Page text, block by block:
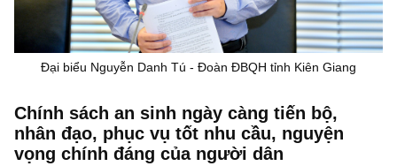
Đại biểu Nguyễn Danh Tú - Đoàn ĐBQH tỉnh Kiên Giang
Chính sách an sinh ngày càng tiến bộ,
nhân đạo, phục vụ tốt nhu cầu, nguyện
vọng chính đáng của người dân